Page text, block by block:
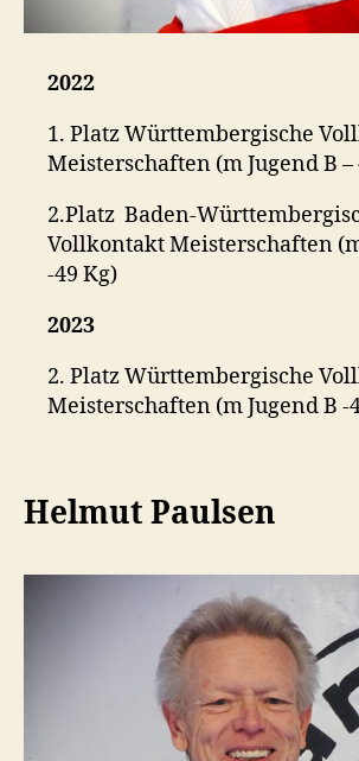
2022
1. Platz Württembergische
Meisterschaften (m Jugend B –
2.Platz Baden-
Vollkontakt Meisterschaften
-49 Kg)
2023
2. Platz Württembergische
Meisterschaften (m Jugend B -
Helmut Paulsen